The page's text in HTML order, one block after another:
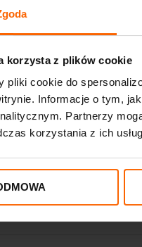
korzysta z plików cookie
pliki cookie do
Informacje o tym,
Partnerzy
korzystania z ich
hialuronowego o różniej
lekarza specjalistę
aplikacji zależy od stopnia